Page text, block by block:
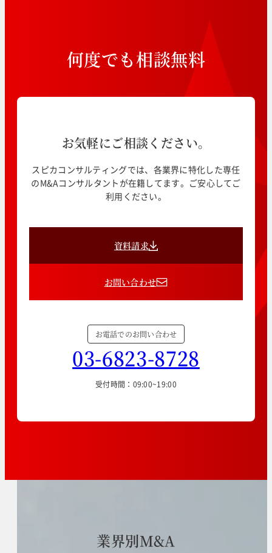
何度でも相談無料
お気軽にご相談ください。
スピカコンサルティングでは、各業界に特化した専任
のM&Aコンサルタントが在籍してます。ご安心してご
利用ください。
資料請求
お問い合わせ
お電話でのお問い合わせ
03-6823-8728
受付時間：09:00~19:00
業界別M&A